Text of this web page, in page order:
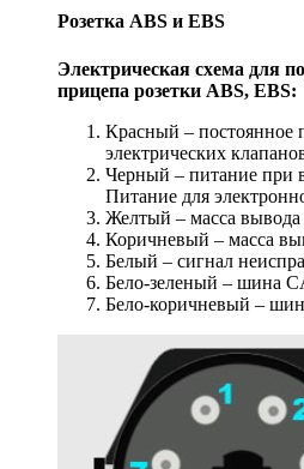
Розетка ABS и EBS
Электрическая схема для
прицепа розетки ABS, EBS:
Красный – постоянное
электрических
Черный – питание при
Питание для
Желтый – масса вывода
Коричневый – масса
Белый – сигнал
Бело-зеленый – шина
Бело-коричневый –